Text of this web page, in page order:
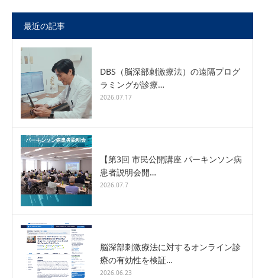
最近の記事
DBS（脳深部刺激療法）の遠隔プログ
ラミングが診療…
2026.07.17
【第3回 市民公開講座 パーキンソン病
患者説明会開…
2026.07.7
脳深部刺激療法に対するオンライン診
療の有効性を検証…
2026.06.23